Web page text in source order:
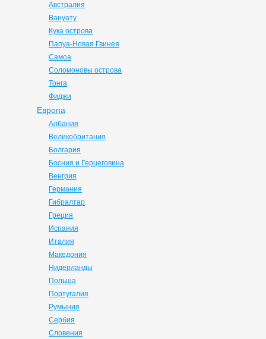
Австралия
Вануату
Кука острова
Папуа-Новая Гвинея
Самоа
Соломоновы острова
Тонга
Фиджи
Европа
Албания
Великобритания
Болгария
Босния и Герцеговина
Венгрия
Германия
Гибралтар
Греция
Испания
Италия
Македония
Нидерланды
Польша
Португалия
Румыния
Сербия
Словения